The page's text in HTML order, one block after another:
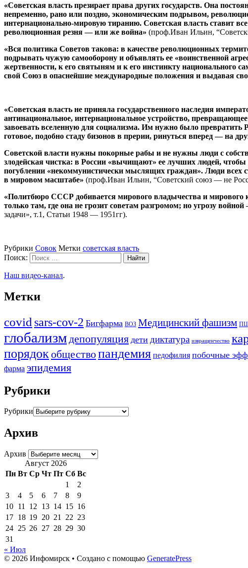
«Советская власть презирает права других государств. Она
непременно, рано или поздно, экономическим подрывом,
интернационально-мировую тиранию. Советская власть ставит
революционная резня — или же война» (проф.Иван Ильин,
«Вся политика Советов такова: в качестве революционных
подрывать чужую самооборону и объявлять ее «воинственной
жертвенности, к его святыням и к его инстинкту национального
свой Союз в опаснейшие международные положения и выдавая
«Советская власть не приняла государственного наследия
антинациональное, интернациональное устройство,
завоевать вселенную для социализма. Им нужно было превратить
готовое, подобно стаду бизонов в прерии, ринуться вперед — на
Советской власти нужны покорные рабы и не нужны люди с
злодейская чистка: в России «вычищают» ее лучших людей, чтобы
погублении «некоммунистически мыслящих граждан». Люди всех
в мировом масштабе» (проф.Иван Ильин, “Советский союз — не
«Политбюро СССР добивается мирового владычества и
только там, где она не грозит советам разгромом; но угрозу
задачи», т.1, Статьи 1948 — 1951гг).
Рубрики Совок Метки советская власть
Поиск:
Наш видео-канал.
Метки
covid sars-cov-2 Бигфарма ВОЗ Медицинский фашизм
глобализм депопуляция дети диктатура извращенчество
порядок обществопандемия педофилия побочные
фарма эпидемия
Рубрики
Рубрики
Архив
Архив
Август 2026
Пн Вт Ср Чт Пт Сб Вс
1
2
3
4 5 6 7 8
9
10 11 12 13 14 15 16
17 18 19 20 21 22 23
24 25 26 27 28 29 30
31
« Июл
© 2026 Инфомирск • Создано с помощью GeneratePress